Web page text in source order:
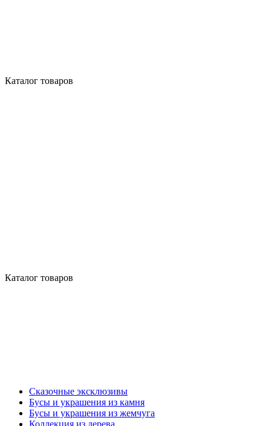
Каталог товаров
Каталог товаров
Сказочные эксклюзивы
Бусы и украшения из камня
Бусы и украшения из жемчуга
Коллекция из дерева